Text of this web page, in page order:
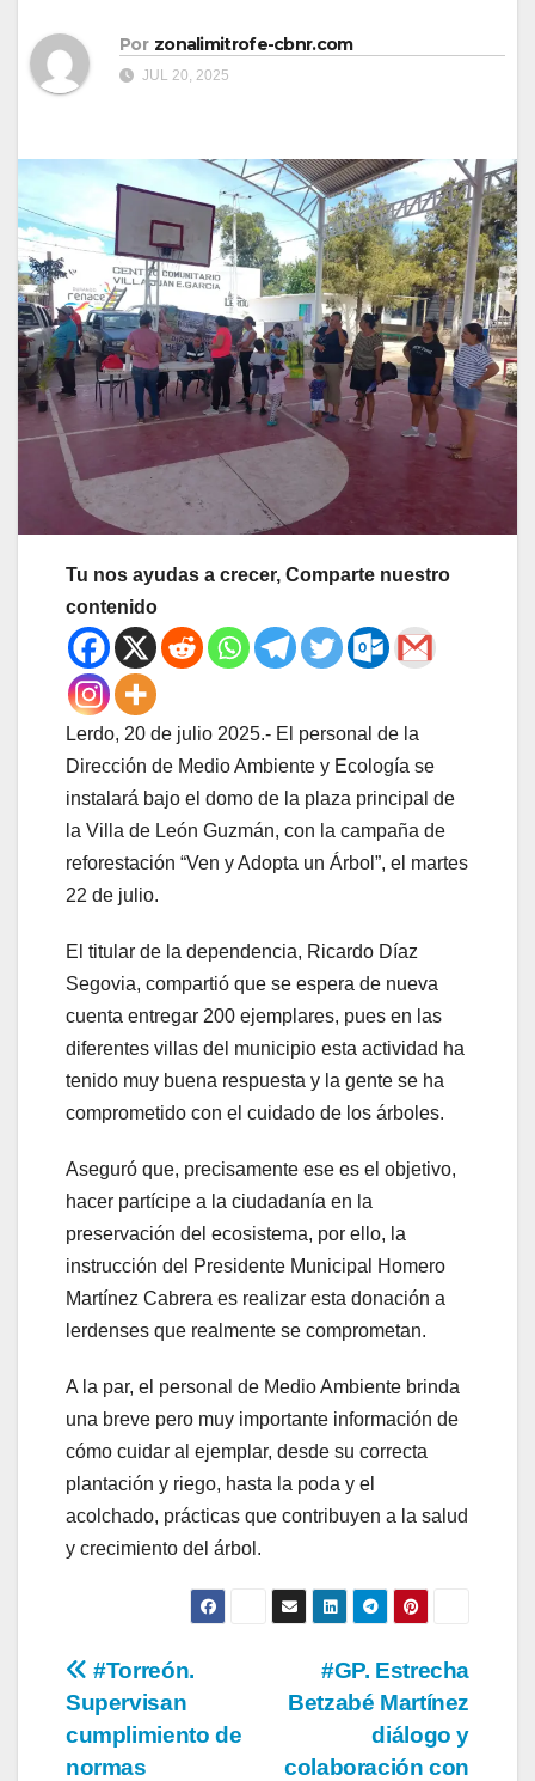
Por zonalimitrofe-cbnr.com
JUL 20, 2025
Tu nos ayudas a crecer, Comparte nuestro
contenido
Lerdo, 20 de julio 2025.- El personal de la
Dirección de Medio Ambiente y Ecología se
instalará bajo el domo de la plaza principal de
la Villa de León Guzmán, con la campaña de
reforestación “Ven y Adopta un Árbol”, el martes
22 de julio.
El titular de la dependencia, Ricardo Díaz
Segovia, compartió que se espera de nueva
cuenta entregar 200 ejemplares, pues en las
diferentes villas del municipio esta actividad ha
tenido muy buena respuesta y la gente se ha
comprometido con el cuidado de los árboles.
Aseguró que, precisamente ese es el objetivo,
hacer partícipe a la ciudadanía en la
preservación del ecosistema, por ello, la
instrucción del Presidente Municipal Homero
Martínez Cabrera es realizar esta donación a
lerdenses que realmente se comprometan.
A la par, el personal de Medio Ambiente brinda
una breve pero muy importante información de
cómo cuidar al ejemplar, desde su correcta
plantación y riego, hasta la poda y el
acolchado, prácticas que contribuyen a la salud
y crecimiento del árbol.
Navegación
de
#GP. Estrecha
Betzabé Martínez
diálogo y
colaboración con
#Torreón.
Supervisan
cumplimiento de
normas